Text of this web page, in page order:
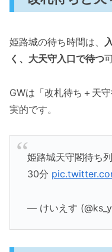
姫路城の待ち時間は、
く、大天守入口で待つ
GWは「改札待ち＋天
実的です。
姫路城天守閣待ち列
30分
— けいえす